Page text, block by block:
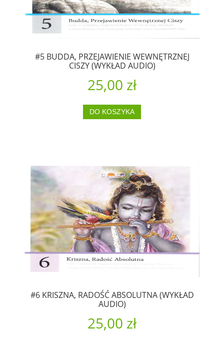
#5 BUDDA, PRZEJAWIENIE WEWNĘTRZNEJ
CISZY (WYKŁAD AUDIO)
25,00 zł
DO KOSZYKA
#6 KRISZNA, RADOŚĆ ABSOLUTNA (WYKŁAD
AUDIO)
25,00 zł